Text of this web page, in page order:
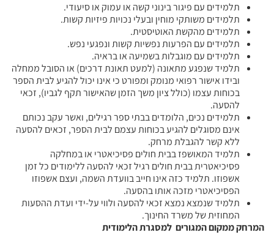
תלמידים עם פיגור בינוני קשה או עמוק או סיעודי.
תלמידים משותקי מוחין ובעלי נכויות פיזיות קשות.
תלמידים מהקשת האוטיסטית.
תלמידים עם הפרעות נפשיות קשות ונפגעי נפש.
תלמידים עם מוגבלות בשמיעה או בראיה.
תלמיד שנפגע מתאונה (למעט תאונת דרכים) או הסובל ממחלה
ובידו אישור רפואי מנומק ומפורט כי אינו יכול להגיע לבית הספר
בכוחות עצמו (כולל ציון משך הזמן שהאישור תקף לגביו), זכאי
להסעה.
תלמידים נכים, הלומדים בבתי ספר רגילים, ואשר עקב נכותם
אינם מסוגלים להגיע בכוחות עצמם לבית הספר, זכאים להסעה
ללא קשר להגבלת מרחק.
תלמיד המאושפז בבית חולים פסיכיאטרי או במחלקה
פסיכיאטרית בבית חולים רגיל זכאי להסעה ללימודים כל זמן
אשפוזו. תלמיד כזה אינו חייב בוועדת השמה, ועצם אשפוזו
הפסיכיאטרי מזכה אותו בהסעה.
תלמיד שנמצא נמצא זכאי להסעה ולווי על-ידי ועדת ההסעות
המחוזית של משרד החינוך.
המרחק ממקום המגורים למסגרת הלימודית